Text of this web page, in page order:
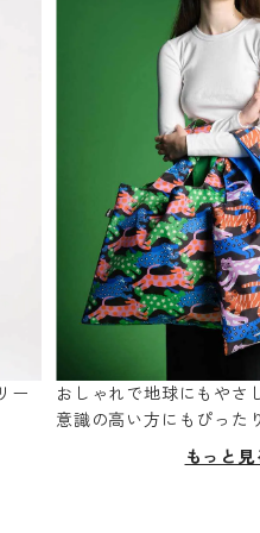
ー
おしゃれで地球にもやさ
意識の高い方にもぴった
もっと見